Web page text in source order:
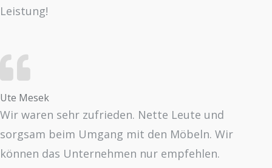
Leistung!
Ute Mesek
Wir waren sehr zufrieden. Nette Leute und
sorgsam beim Umgang mit den Möbeln. Wir
können das Unternehmen nur empfehlen.